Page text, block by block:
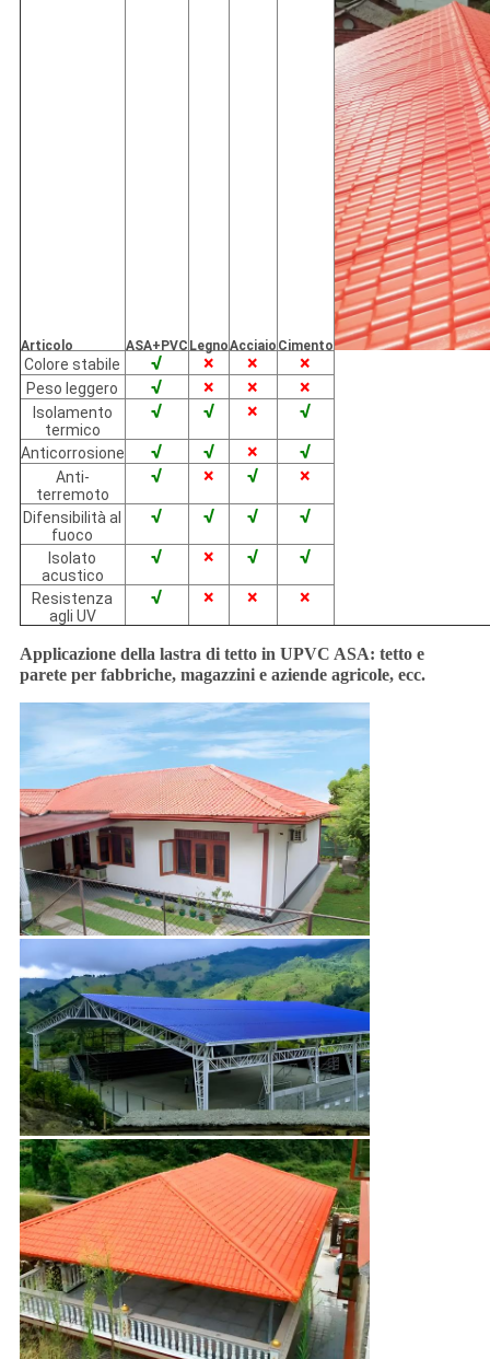
Articolo ASA+PVC LegnoAcciaio Cimento
Colore stabile √ × × ×
Peso leggero √ × × ×
Isolamento
termico
√ √ × √
Anticorrosione √ √ × √
Anti-
terremoto
√ × √ ×
Difensibilità al
fuoco
√ √ √ √
Isolato
acustico
√ × √ √
Resistenza
agli UV
√ × × ×
Applicazione della lastra di tetto in UPVC ASA: tetto e
parete per fabbriche, magazzini e aziende agricole, ecc.